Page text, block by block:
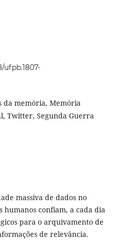
ufpb.1807-
da memória, Memória
Twitter, Segunda Guerra
massiva de dados no
humanos confiam, a cada dia
para o arquivamento de
de relevância.